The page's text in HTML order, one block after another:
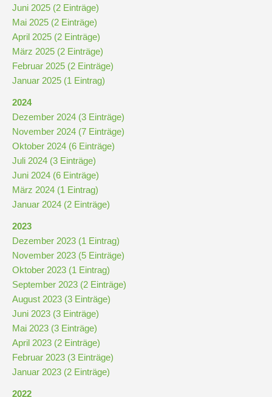
Juni 2025 (2 Einträge)
Mai 2025 (2 Einträge)
April 2025 (2 Einträge)
März 2025 (2 Einträge)
Februar 2025 (2 Einträge)
Januar 2025 (1 Eintrag)
2024
Dezember 2024 (3 Einträge)
November 2024 (7 Einträge)
Oktober 2024 (6 Einträge)
Juli 2024 (3 Einträge)
Juni 2024 (6 Einträge)
März 2024 (1 Eintrag)
Januar 2024 (2 Einträge)
2023
Dezember 2023 (1 Eintrag)
November 2023 (5 Einträge)
Oktober 2023 (1 Eintrag)
September 2023 (2 Einträge)
August 2023 (3 Einträge)
Juni 2023 (3 Einträge)
Mai 2023 (3 Einträge)
April 2023 (2 Einträge)
Februar 2023 (3 Einträge)
Januar 2023 (2 Einträge)
2022